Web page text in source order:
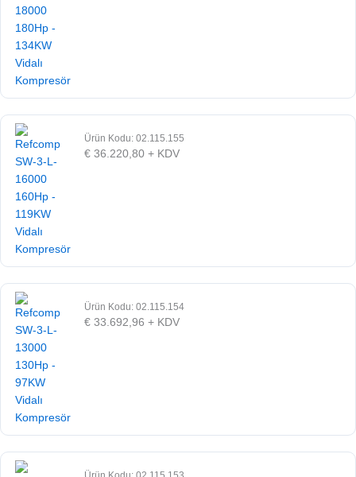
Ürün Kodu: 02.115.155
€ 36.220,80 + KDV
Ürün Kodu: 02.115.154
€ 33.692,96 + KDV